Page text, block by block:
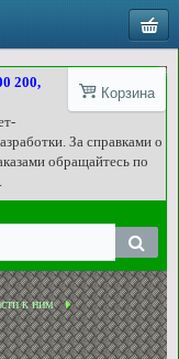
Корзина
200,
За справками о
обращайтесь по
к ним